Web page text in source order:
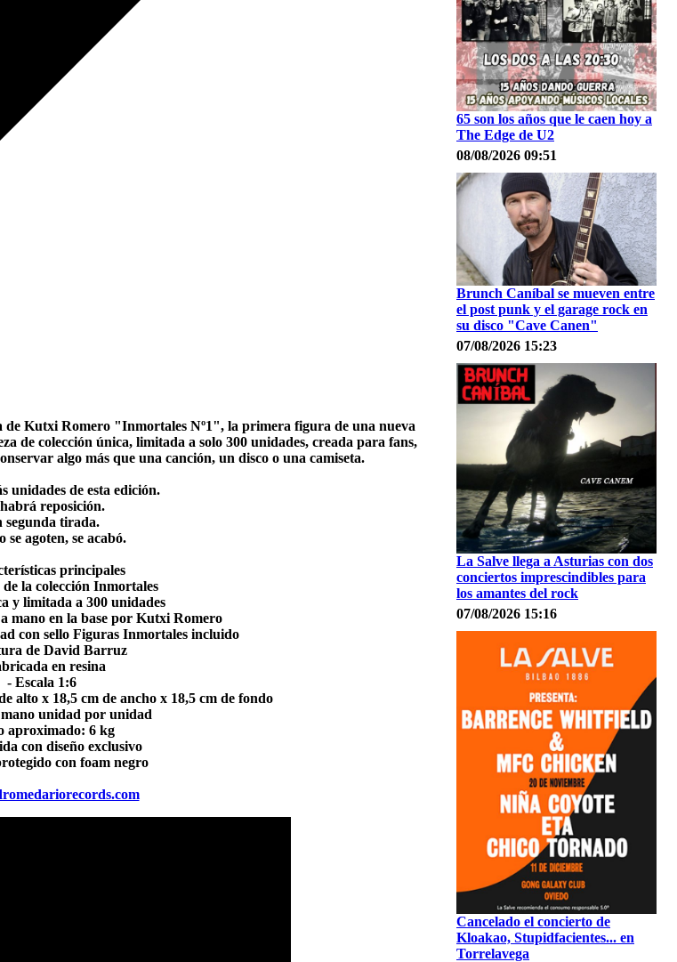
de Kutxi Romero "Inmortales Nº1", la primera figura de una nueva
de colección única, limitada a solo 300 unidades, creada para fans,
algo más que una canción, un disco o una camiseta.
unidades de esta edición.
reposición.
segunda tirada.
se agoten, se acabó.
principales
la colección Inmortales
y limitada a 300 unidades
mano en la base por Kutxi Romero
con sello Figuras Inmortales incluido
de David Barruz
en resina
- Escala 1:6
alto x 18,5 cm de ancho x 18,5 cm de fondo
unidad por unidad
aproximado: 6 kg
con diseño exclusivo
con foam negro
65 son los años que le caen hoy a
The Edge de U2
08/08/2026 09:51
Brunch Caníbal se mueven entre
el post punk y el garage rock en
su disco "Cave Canen"
07/08/2026 15:23
La Salve llega a Asturias con dos
conciertos imprescindibles para
los amantes del rock
07/08/2026 15:16
Cancelado el concierto de
Kloakao, Stupidfacientes... en
Torrelavega